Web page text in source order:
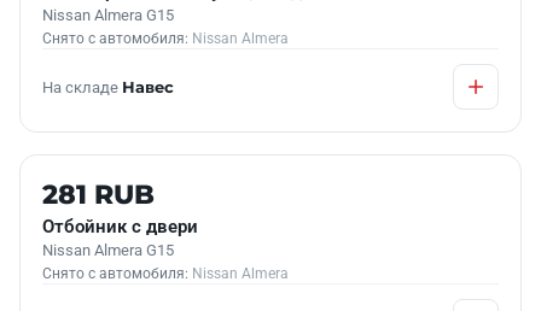
Nissan Almera G15
Снято с автомобиля: Nissan Almera
На складе Навес
Б/У В НАЛИЧИИ
281 RUB
Отбойник с двери
Nissan Almera G15
Снято с автомобиля: Nissan Almera